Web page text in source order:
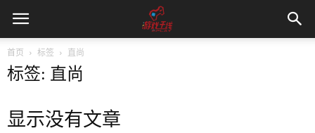
首页 标签 直尚
标签: 直尚
显示没有文章